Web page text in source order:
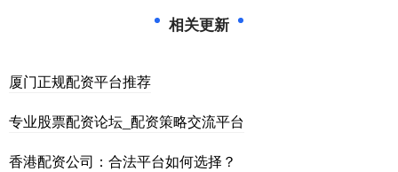
相关更新
厦门正规配资平台推荐
专业股票配资论坛_配资策略交流平台
香港配资公司：合法平台如何选择？